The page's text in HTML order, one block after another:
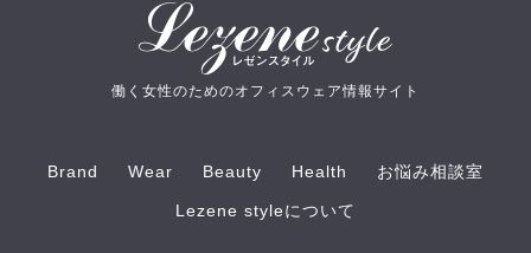
働く女性のためのオフィスウェア情報サイト
Brand Wear Beauty Health お悩み相談室
Lezene styleについて